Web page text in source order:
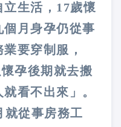
生活，17歲懷
月身孕仍從事
要穿制服，
孕後期就去搬
看不出來」。
就從事房務工